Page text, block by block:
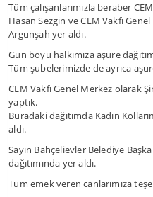
Tüm çalışanlarımızla beraber
Hasan Sezgin ve CEM Vakfı
Argunşah yer aldı.
Gün boyu halkımıza aşure
Tüm şubelerimizde de ayrıca
CEM Vakfı Genel Merkez olarak
yaptık.
Buradaki dağıtımda Kadın
aldı.
Sayın Bahçelievler Belediye
dağıtımında yer aldı.
Tüm emek veren canlarımıza